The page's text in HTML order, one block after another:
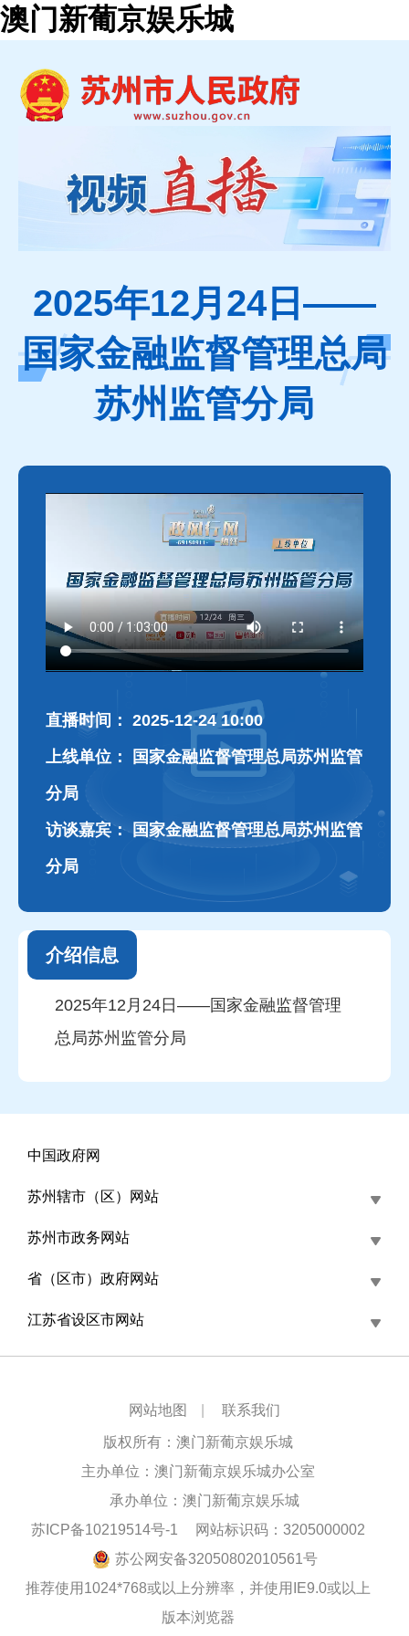
澳门新葡京娱乐城
2025年12月24日——
国家金融监督管理总局
苏州监管分局
直播时间： 2025-12-24 10:00
上线单位：
国家金融监督管理总局苏州监管
分局
访谈嘉宾： 国家金融监督管理总局苏州监管
分局
介绍信息
2025年12月24日——国家金融监督管理
总局苏州监管分局
中国政府网
苏州辖市（区）网站
苏州市政务网站
省（区市）政府网站
江苏省设区市网站
网站地图 联系我们
版权所有：澳门新葡京娱乐城
主办单位：澳门新葡京娱乐城办公室
承办单位：澳门新葡京娱乐城
苏ICP备10219514号-1
网站标识码：3205000002
苏公网安备32050802010561号
推荐使用1024*768或以上分辨率，并使用IE9.0或以上
版本浏览器